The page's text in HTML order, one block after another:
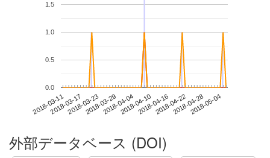
2018-03-112018-03-172018-03-232018-03-292018-04-042018-04-102018-04-162018-04-222018-04-282018-05-04
0.0
0.5
1.0
1.5
外部データベース (DOI)